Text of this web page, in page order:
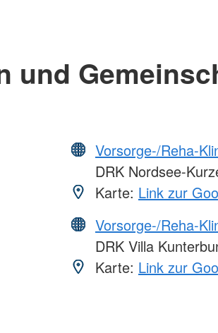
und
Vorsorge-/Reha-
DRK Nordsee-
Karte: Link zur
Vorsorge-/Reha-
DRK Villa
Karte: Link zur